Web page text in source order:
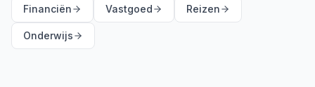
Financiën Vastgoed Reizen
Onderwijs